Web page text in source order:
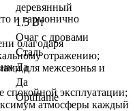
и гармонично
благодаря
отражению;
для межсезонья и
спокойной эксплуатации;
атмосферы каждый
деревянный
1.5 Вт
Очаг с дровами
Сталь
Да
Да
Optiflame